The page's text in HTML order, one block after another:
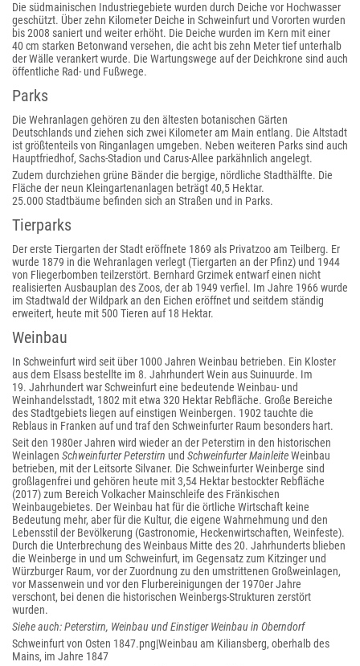
Die südmainischen Industriegebiete wurden durch Deiche vor Hochwasser
geschützt. Über zehn Kilometer Deiche in Schweinfurt und Vororten wurden
bis 2008 saniert und weiter erhöht. Die Deiche wurden im Kern mit einer
40 cm starken Betonwand versehen, die acht bis zehn Meter tief unterhalb
der Wälle verankert wurde. Die Wartungswege auf der Deichkrone sind auch
öffentliche Rad- und Fußwege.
Parks
Die Wehranlagen gehören zu den ältesten botanischen Gärten
Deutschlands und ziehen sich zwei Kilometer am Main entlang. Die Altstadt
ist größtenteils von Ringanlagen umgeben. Neben weiteren Parks sind auch
Hauptfriedhof, Sachs-Stadion und Carus-Allee parkähnlich angelegt.
Zudem durchziehen grüne Bänder die bergige, nördliche Stadthälfte. Die
Fläche der neun Kleingartenanlagen beträgt 40,5 Hektar.
25.000 Stadtbäume befinden sich an Straßen und in Parks.
Tierparks
Der erste Tiergarten der Stadt eröffnete 1869 als Privatzoo am Teilberg. Er
wurde 1879 in die Wehranlagen verlegt (Tiergarten an der Pfinz) und 1944
von Fliegerbomben teilzerstört. Bernhard Grzimek entwarf einen nicht
realisierten Ausbauplan des Zoos, der ab 1949 verfiel. Im Jahre 1966 wurde
im Stadtwald der Wildpark an den Eichen eröffnet und seitdem ständig
erweitert, heute mit 500 Tieren auf 18 Hektar.
Weinbau
In Schweinfurt wird seit über 1000 Jahren Weinbau betrieben. Ein Kloster
aus dem Elsass bestellte im 8. Jahrhundert Wein aus Suinuurde. Im
19. Jahrhundert war Schweinfurt eine bedeutende Weinbau- und
Weinhandelsstadt, 1802 mit etwa 320 Hektar Rebfläche. Große Bereiche
des Stadtgebiets liegen auf einstigen Weinbergen. 1902 tauchte die
Reblaus in Franken auf und traf den Schweinfurter Raum besonders hart.
Seit den 1980er Jahren wird wieder an der Peterstirn in den historischen
Weinlagen Schweinfurter Peterstirn und Schweinfurter MainleiteWeinbau
betrieben, mit der Leitsorte Silvaner. Die Schweinfurter Weinberge sind
großlagenfrei und gehören heute mit 3,54 Hektar bestockter Rebfläche
(2017) zum Bereich Volkacher Mainschleife des Fränkischen
Weinbaugebietes. Der Weinbau hat für die örtliche Wirtschaft keine
Bedeutung mehr, aber für die Kultur, die eigene Wahrnehmung und den
Lebensstil der Bevölkerung (Gastronomie, Heckenwirtschaften, Weinfeste).
Durch die Unterbrechung des Weinbaus Mitte des 20. Jahrhunderts blieben
die Weinberge in und um Schweinfurt, im Gegensatz zum Kitzinger und
Würzburger Raum, vor der Zuordnung zu den umstrittenen Großweinlagen,
vor Massenwein und vor den Flurbereinigungen der 1970er Jahre
verschont, bei denen die historischen Weinbergs-Strukturen zerstört
wurden.
Siehe auch: Peterstirn, Weinbau und Einstiger Weinbau in Oberndorf
Schweinfurt von Osten 1847.png|Weinbau am Kiliansberg, oberhalb des
Mains, im Jahre 1847